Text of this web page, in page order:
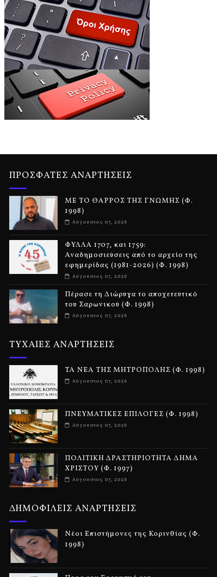
ΠΡΟΣΦΑΤΕΣ ΑΝΑΡΤΗΣΕΙΣ
ΜΕ ΤΟ ΘΑΡΡΟΣ ΤΗΣ ΓΝΩΜΗΣ (Φ.
1998)
Αύγουστος 07, 2026
ΦΥΛΛΑ 1707, και 1759:
Αναδημοσιεύσεις από το αρχείο της
εφημερίδας (1981-2026) (Φ. 1998)
Αύγουστος 07, 2026
Πέρασε τη Διώρυγα το αποχετευτικό
του Σαρωνικού (Φ. 1998)
Αύγουστος 07, 2026
ΤΥΧΑΙΕΣ ΑΝΑΡΤΗΣΕΙΣ
ΤΑ ΝΕΑ ΤΗΣ ΜΗΤΡΟΠΟΛΗΣ (Φ. 1998)
Αύγουστος 07, 2026
ΠΝΕΥΜΑΤΙΚΕΣ ΕΠΙΛΟΓΕΣ (Φ. 1998)
Αύγουστος 07, 2026
ΠΟΛΙΤΙΚΗ ΔΡΑΣΤΗΡΙΟΤΗΤΑ ΔΗΜΑ
ΧΡΙΣΤΟΥ (Φ. 1997)
Αύγουστος 07, 2026
ΔΗΜΟΦΙΛΕΙΣ ΑΝΑΡΤΗΣΕΙΣ
Νέοι Επιστήμονες της Κορινθίας (Φ.
1998)